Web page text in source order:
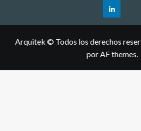
Arquitek © Todos los derechos
por AF themes.